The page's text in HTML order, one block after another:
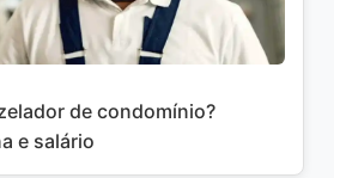
de condomínio?
e salário